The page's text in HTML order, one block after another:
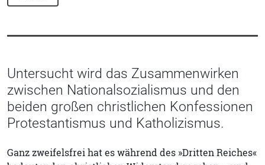
Untersucht wird das Zusammenwirken
zwischen Nationalsozialismus und den
beiden großen christlichen Konfessionen
Protestantismus und Katholizismus.
Ganz zweifelsfrei hat es während des »Dritten Reiches«